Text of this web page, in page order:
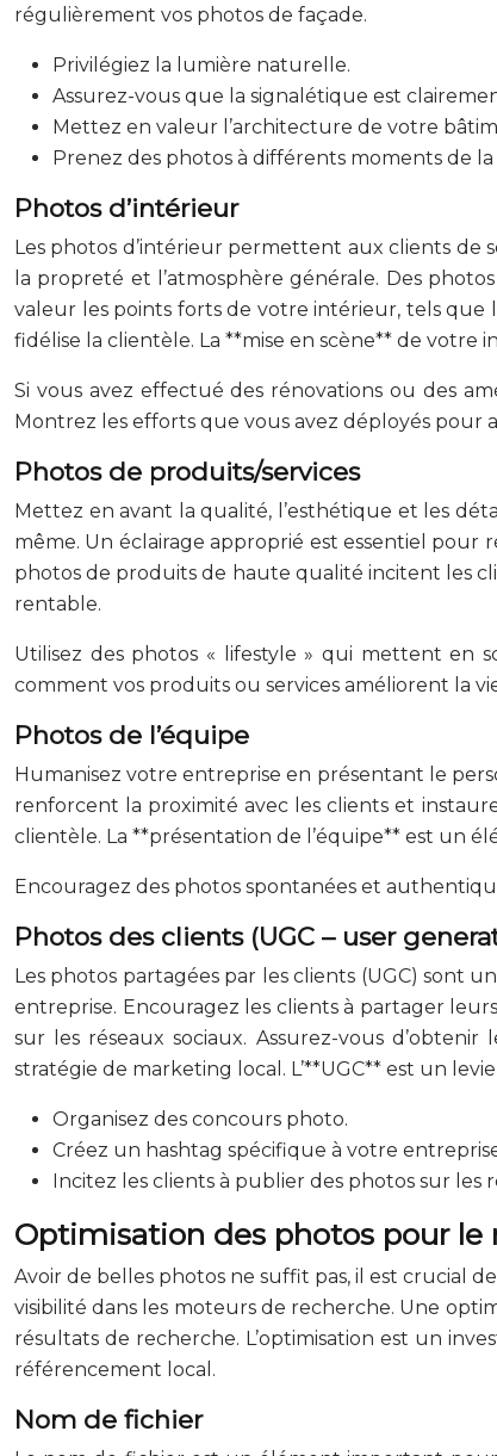
régulièrement vos photos de façade.
Privilégiez la lumière naturelle.
Assurez-vous que la signalétique est
Mettez en valeur l’architecture de votre
Prenez des photos à différents moments de
Photos d’intérieur
Les photos d’intérieur permettent aux clients de
la propreté et l’atmosphère générale. Des
valeur les points forts de votre intérieur, tels que
fidélise la clientèle. La **mise en scène** de
Si vous avez effectué des rénovations ou des
Montrez les efforts que vous avez déployés pour
Photos de produits/services
Mettez en avant la qualité, l’esthétique et les
même. Un éclairage approprié est essentiel
photos de produits de haute qualité incitent les
rentable.
Utilisez des photos « lifestyle » qui mettent en
comment vos produits ou services améliorent la
Photos de l’équipe
Humanisez votre entreprise en présentant le
renforcent la proximité avec les clients et
clientèle. La **présentation de l’équipe** est un
Encouragez des photos spontanées et
Photos des clients (UGC – user
Les photos partagées par les clients (UGC) sont
entreprise. Encouragez les clients à partager
sur les réseaux sociaux. Assurez-vous
stratégie de marketing local. L’**UGC** est un
Organisez des concours photo.
Créez un hashtag spécifique à votre
Incitez les clients à publier des photos sur les
Optimisation des photos pour le
Avoir de belles photos ne suffit pas, il est crucial
visibilité dans les moteurs de recherche. Une
résultats de recherche. L’optimisation est un
référencement local.
Nom de fichier